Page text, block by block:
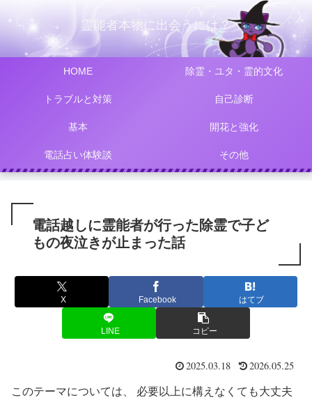
霊能者本物に出会うには？
HOME 除霊・ユタ・霊的文化
トラブルと対策 自己診断
基本 開花と強化
電話占い体験談 その他
電話越しに霊能者が行った除霊で子ど
もの夜泣きが止まった話
X Facebook はてブ
LINE コピー
2025.03.18 2026.05.25
このテーマについては、 必要以上に構えなくても大丈夫